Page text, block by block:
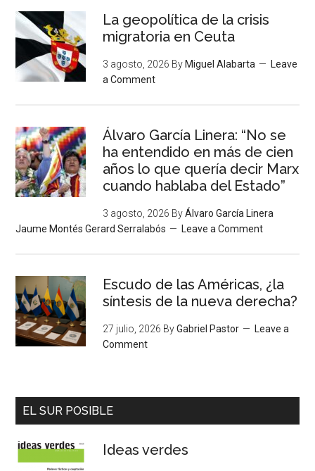
La geopolítica de la crisis
migratoria en Ceuta
3 agosto, 2026 By Miguel Alabarta
Leave
a Comment
Álvaro García Linera: “No se
ha entendido en más de cien
años lo que quería decir Marx
cuando hablaba del Estado”
3 agosto, 2026 ByÁlvaro García Linera
Jaume Montés Gerard Serralabós
Leave a Comment
Escudo de las Américas, ¿la
síntesis de la nueva derecha?
27 julio, 2026 ByGabriel Pastor
Leave a
Comment
EL SUR POSIBLE
Ideas verdes